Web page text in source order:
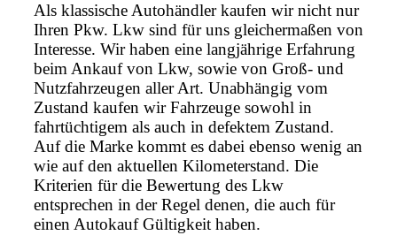
Als klassische Autohändler kaufen wir nicht nur
Ihren Pkw. Lkw sind für uns gleichermaßen von
Interesse. Wir haben eine langjährige Erfahrung
beim Ankauf von Lkw, sowie von Groß- und
Nutzfahrzeugen aller Art. Unabhängig vom
Zustand kaufen wir Fahrzeuge sowohl in
fahrtüchtigem als auch in defektem Zustand.
Auf die Marke kommt es dabei ebenso wenig an
wie auf den aktuellen Kilometerstand. Die
Kriterien für die Bewertung des Lkw
entsprechen in der Regel denen, die auch für
einen Autokauf Gültigkeit haben.